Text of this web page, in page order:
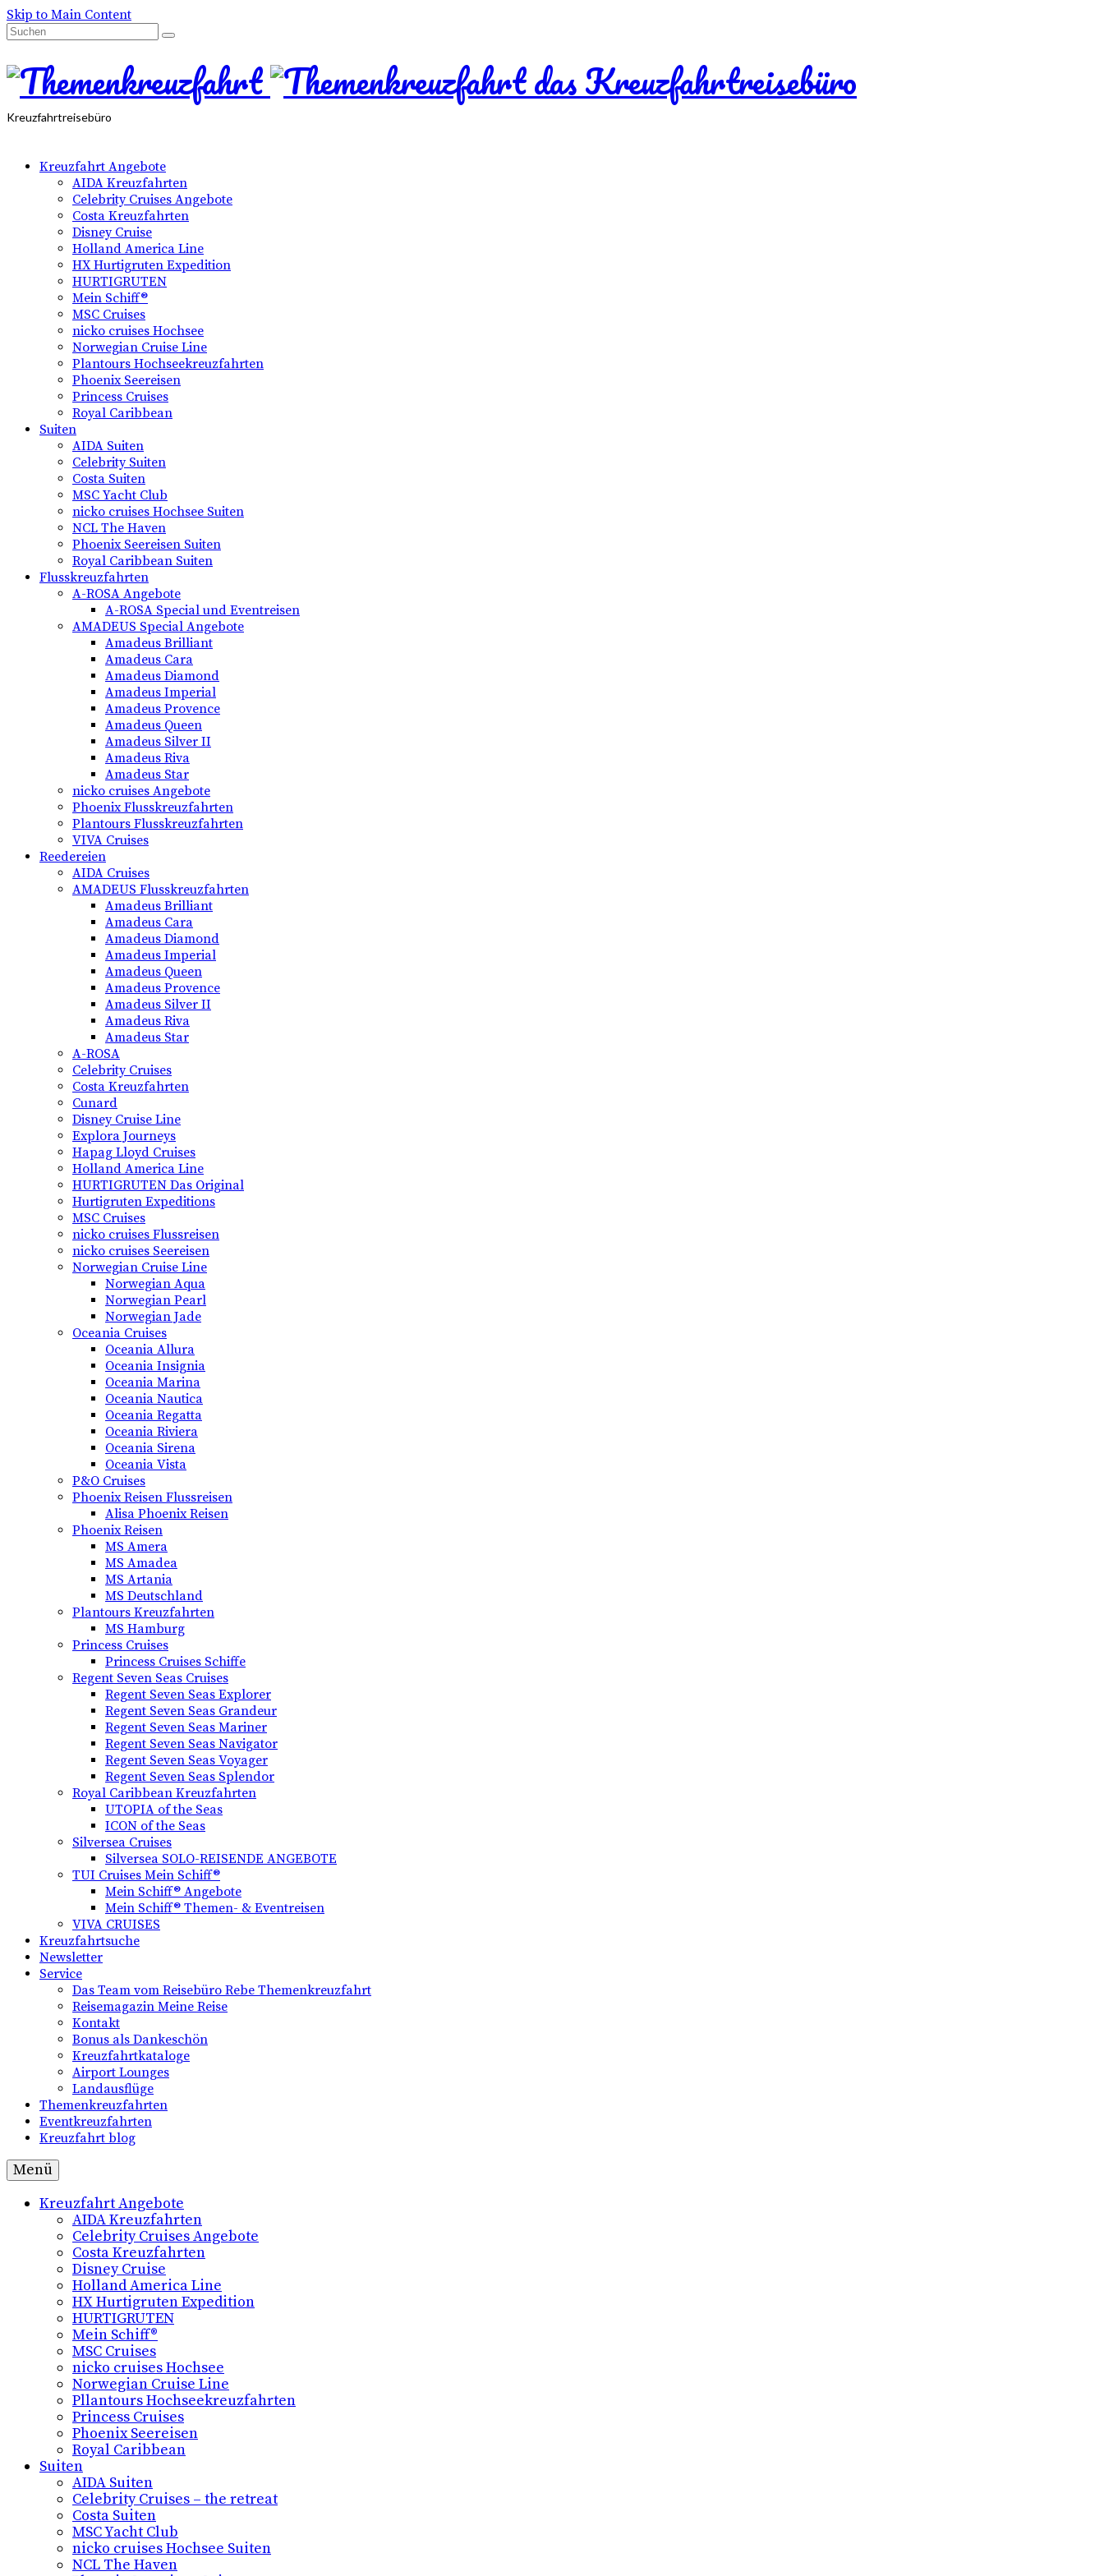
Skip to Main Content
Suchen
Kreuzfahrtreisebüro
Kreuzfahrt Angebote
AIDA Kreuzfahrten
Celebrity Cruises Angebote
Costa Kreuzfahrten
Disney Cruise
Holland America Line
HX Hurtigruten Expedition
HURTIGRUTEN
Mein Schiff®
MSC Cruises
nicko cruises Hochsee
Norwegian Cruise Line
Plantours Hochseekreuzfahrten
Phoenix Seereisen
Princess Cruises
Royal Caribbean
Suiten
AIDA Suiten
Celebrity Suiten
Costa Suiten
MSC Yacht Club
nicko cruises Hochsee Suiten
NCL The Haven
Phoenix Seereisen Suiten
Royal Caribbean Suiten
Flusskreuzfahrten
A-ROSA Angebote
A-ROSA Special und Eventreisen
AMADEUS Special Angebote
Amadeus Brilliant
Amadeus Cara
Amadeus Diamond
Amadeus Imperial
Amadeus Provence
Amadeus Queen
Amadeus Silver II
Amadeus Riva
Amadeus Star
nicko cruises Angebote
Phoenix Flusskreuzfahrten
Plantours Flusskreuzfahrten
VIVA Cruises
Reedereien
AIDA Cruises
AMADEUS Flusskreuzfahrten
Amadeus Brilliant
Amadeus Cara
Amadeus Diamond
Amadeus Imperial
Amadeus Queen
Amadeus Provence
Amadeus Silver II
Amadeus Riva
Amadeus Star
A-ROSA
Celebrity Cruises
Costa Kreuzfahrten
Cunard
Disney Cruise Line
Explora Journeys
Hapag Lloyd Cruises
Holland America Line
HURTIGRUTEN Das Original
Hurtigruten Expeditions
MSC Cruises
nicko cruises Flussreisen
nicko cruises Seereisen
Norwegian Cruise Line
Norwegian Aqua
Norwegian Pearl
Norwegian Jade
Oceania Cruises
Oceania Allura
Oceania Insignia
Oceania Marina
Oceania Nautica
Oceania Regatta
Oceania Riviera
Oceania Sirena
Oceania Vista
P&O Cruises
Phoenix Reisen Flussreisen
Alisa Phoenix Reisen
Phoenix Reisen
MS Amera
MS Amadea
MS Artania
MS Deutschland
Plantours Kreuzfahrten
MS Hamburg
Princess Cruises
Princess Cruises Schiffe
Regent Seven Seas Cruises
Regent Seven Seas Explorer
Regent Seven Seas Grandeur
Regent Seven Seas Mariner
Regent Seven Seas Navigator
Regent Seven Seas Voyager
Regent Seven Seas Splendor
Royal Caribbean Kreuzfahrten
UTOPIA of the Seas
ICON of the Seas
Silversea Cruises
Silversea SOLO-REISENDE ANGEBOTE
TUI Cruises Mein Schiff®
Mein Schiff® Angebote
Mein Schiff® Themen- & Eventreisen
VIVA CRUISES
Kreuzfahrtsuche
Newsletter
Service
Das Team vom Reisebüro Rebe Themenkreuzfahrt
Reisemagazin Meine Reise
Kontakt
Bonus als Dankeschön
Kreuzfahrtkataloge
Airport Lounges
Landausflüge
Themenkreuzfahrten
Eventkreuzfahrten
Kreuzfahrt blog
Menü
Kreuzfahrt Angebote
AIDA Kreuzfahrten
Celebrity Cruises Angebote
Costa Kreuzfahrten
Disney Cruise
Holland America Line
HX Hurtigruten Expedition
HURTIGRUTEN
Mein Schiff®
MSC Cruises
nicko cruises Hochsee
Norwegian Cruise Line
Pllantours Hochseekreuzfahrten
Princess Cruises
Phoenix Seereisen
Royal Caribbean
Suiten
AIDA Suiten
Celebrity Cruises – the retreat
Costa Suiten
MSC Yacht Club
nicko cruises Hochsee Suiten
NCL The Haven